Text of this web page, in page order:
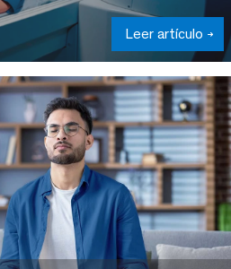
Leer artículo